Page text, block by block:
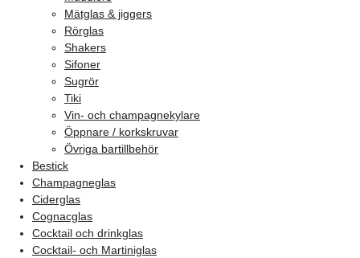
Mätglas & jiggers
Rörglas
Shakers
Sifoner
Sugrör
Tiki
Vin- och champagnekylare
Öppnare / korkskruvar
Övriga bartillbehör
Bestick
Champagneglas
Ciderglas
Cognacglas
Cocktail och drinkglas
Cocktail- och Martiniglas